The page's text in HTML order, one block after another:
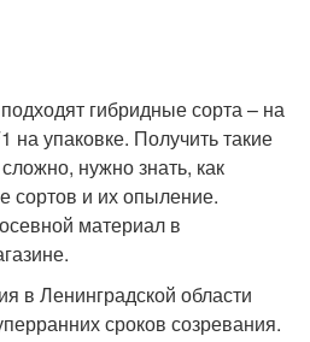
гибридные сорта – на
на упаковке. Получить такие
нужно знать, как
сортов и их опыление.
материал в
в Ленинградской области
сроков созревания.